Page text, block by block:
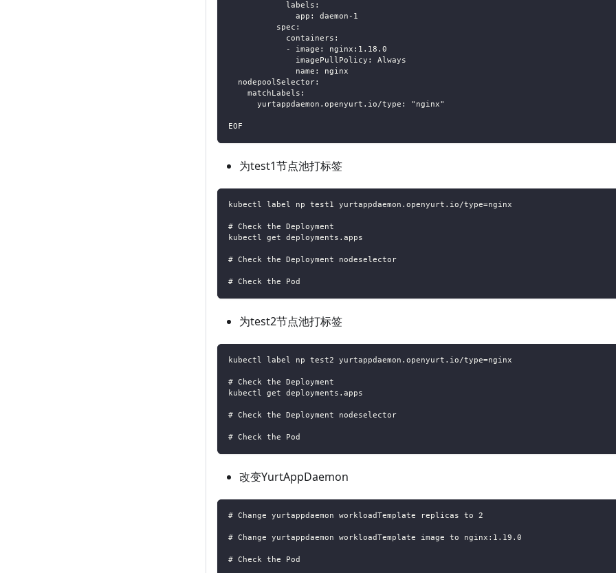
            labels:
              app: daemon-1
          spec:
            containers:
            - image: nginx:1.18.0
              imagePullPolicy: Always
              name: nginx
  nodepoolSelector:
    matchLabels:
      yurtappdaemon.openyurt.io/type: "nginx"
EOF
为test1节点池打标签
kubectl label np test1 yurtappdaemon.openyurt.io/type=nginx
# Check the Deployment
kubectl get deployments.apps
# Check the Deployment nodeselector
# Check the Pod
为test2节点池打标签
kubectl label np test2 yurtappdaemon.openyurt.io/type=nginx
# Check the Deployment
kubectl get deployments.apps
# Check the Deployment nodeselector
# Check the Pod
改变YurtAppDaemon
# Change yurtappdaemon workloadTemplate replicas to 2
# Change yurtappdaemon workloadTemplate image to nginx:1.19.0
# Check the Pod